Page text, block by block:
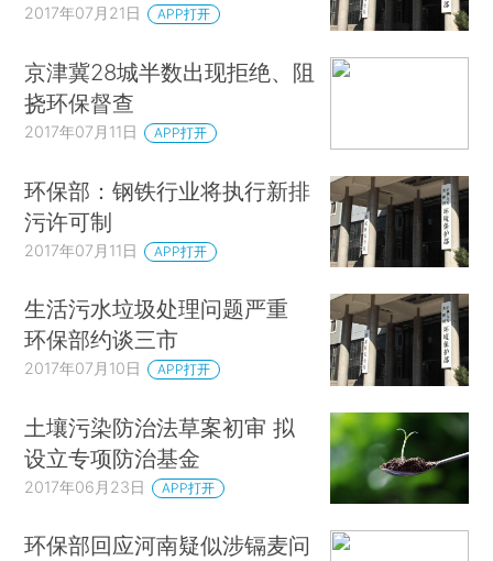
2017年07月21日 APP打开
京津冀28城半数出现拒绝、阻
挠环保督查
2017年07月11日 APP打开
环保部：钢铁行业将执行新排
污许可制
2017年07月11日 APP打开
生活污水垃圾处理问题严重
环保部约谈三市
2017年07月10日 APP打开
土壤污染防治法草案初审 拟
设立专项防治基金
2017年06月23日 APP打开
环保部回应河南疑似涉镉麦问